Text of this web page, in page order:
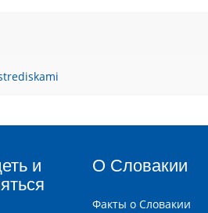
и
О Словакии
Факты о Словакии